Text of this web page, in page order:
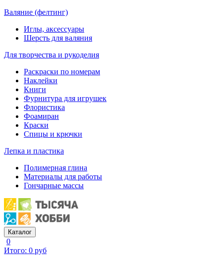
Валяние (фелтинг)
Иглы, аксессуары
Шерсть для валяния
Для творчества и рукоделия
Раскраски по номерам
Наклейки
Книги
Фурнитура для игрушек
Флористика
Фоамиран
Краски
Спицы и крючки
Лепка и пластика
Полимерная глина
Материалы для работы
Гончарные массы
Каталог
0
Итого: 0 руб